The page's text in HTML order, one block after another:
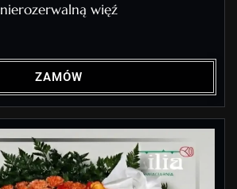
nierozerwalną więź
ZAMÓW